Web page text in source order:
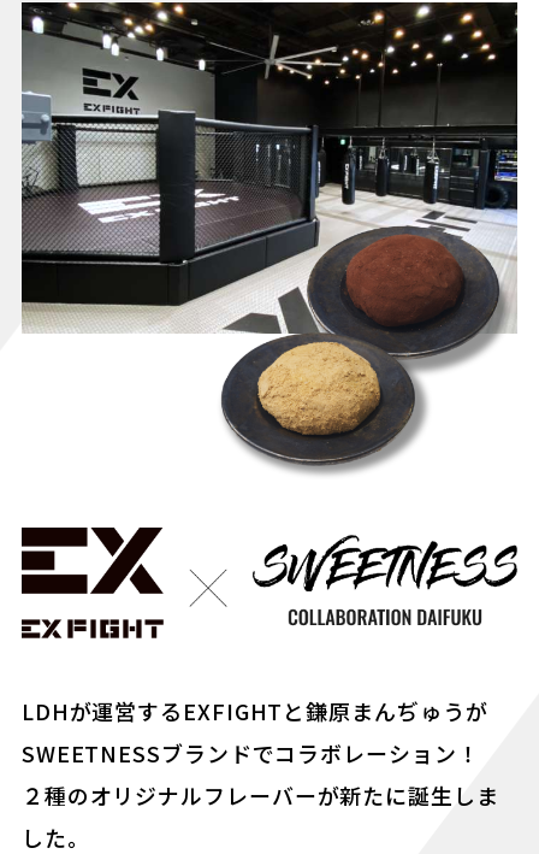
LDHが運営するEXFIGHTと鎌原まんぢゅうが
SWEETNESSブランドでコラボレーション！
２種のオリジナルフレーバーが新たに誕生しま
した。